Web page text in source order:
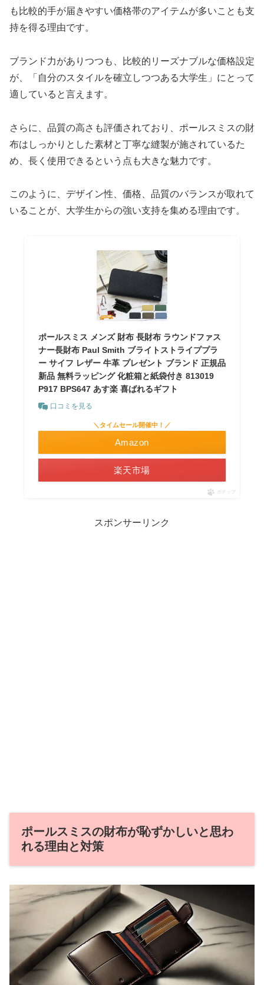
も比較的手が届きやすい価格帯のアイテムが多いことも支
持を得る理由です。
ブランド力がありつつも、比較的リーズナブルな価格設定
が、「自分のスタイルを確立しつつある大学生」にとって
適していると言えます。
さらに、品質の高さも評価されており、ポールスミスの財
布はしっかりとした素材と丁寧な縫製が施されているた
め、長く使用できるという点も大きな魅力です。
このように、デザイン性、価格、品質のバランスが取れて
いることが、大学生からの強い支持を集める理由です。
ポールスミス メンズ 財布 長財布 ラウンドファス
ナー長財布 Paul Smith ブライトストライププラ
ー サイフ レザー 牛革 プレゼント ブランド 正規品
新品 無料ラッピング 化粧箱と紙袋付き 813019
P917 BPS647 あす楽 喜ばれるギフト
口コミを見る
＼タイムセール開催中！／
Amazon
楽天市場
ポチップ
スポンサーリンク
ポールスミスの財布が恥ずかしいと思わ
れる理由と対策